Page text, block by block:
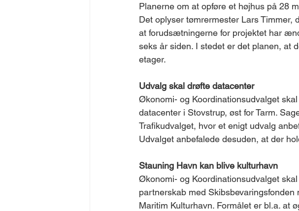
Planerne om at opføre et højhus på 28
Det oplyser tømrermester Lars Timmer,
at forudsætningerne for projektet har
seks år siden. I stedet er det planen, at
etager.
Udvalg skal drøfte datacenter
Økonomi- og Koordinationsudvalget
datacenter i Stovstrup, øst for Tarm.
Trafikudvalget, hvor et enigt udvalg
Udvalget anbefalede desuden, at der
Stauning Havn kan blive kulturhavn
Økonomi- og Koordinationsudvalget
partnerskab med
Maritim Kulturhavn. Formålet er bl.a. at